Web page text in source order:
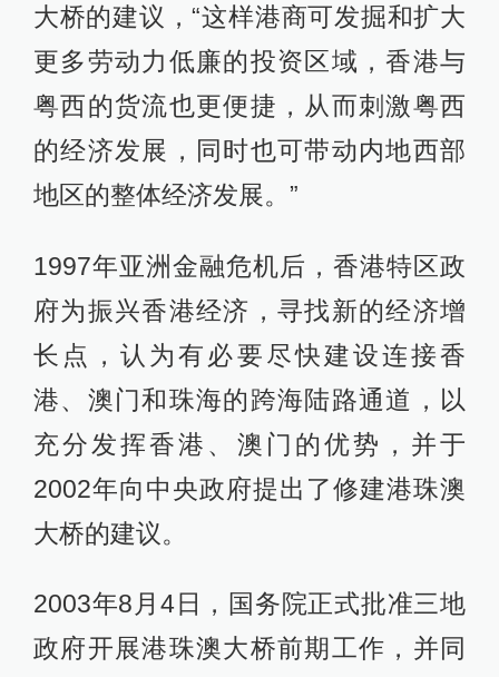
大桥的建议，“这样港商可发掘和扩大
更多劳动力低廉的投资区域，香港与
粤西的货流也更便捷，从而刺激粤西
的经济发展，同时也可带动内地西部
地区的整体经济发展。”
1997年亚洲金融危机后，香港特区政
府为振兴香港经济，寻找新的经济增
长点，认为有必要尽快建设连接香
港、澳门和珠海的跨海陆路通道，以
充分发挥香港、澳门的优势，并于
2002年向中央政府提出了修建港珠澳
大桥的建议。
2003年8月4日，国务院正式批准三地
政府开展港珠澳大桥前期工作，并同